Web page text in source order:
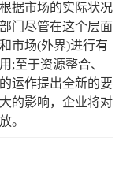
据市场的实际状况
门尽管在这个层面
市场(外界)进行有
;至于资源整合、
运作提出全新的要
的影响，企业将对
。